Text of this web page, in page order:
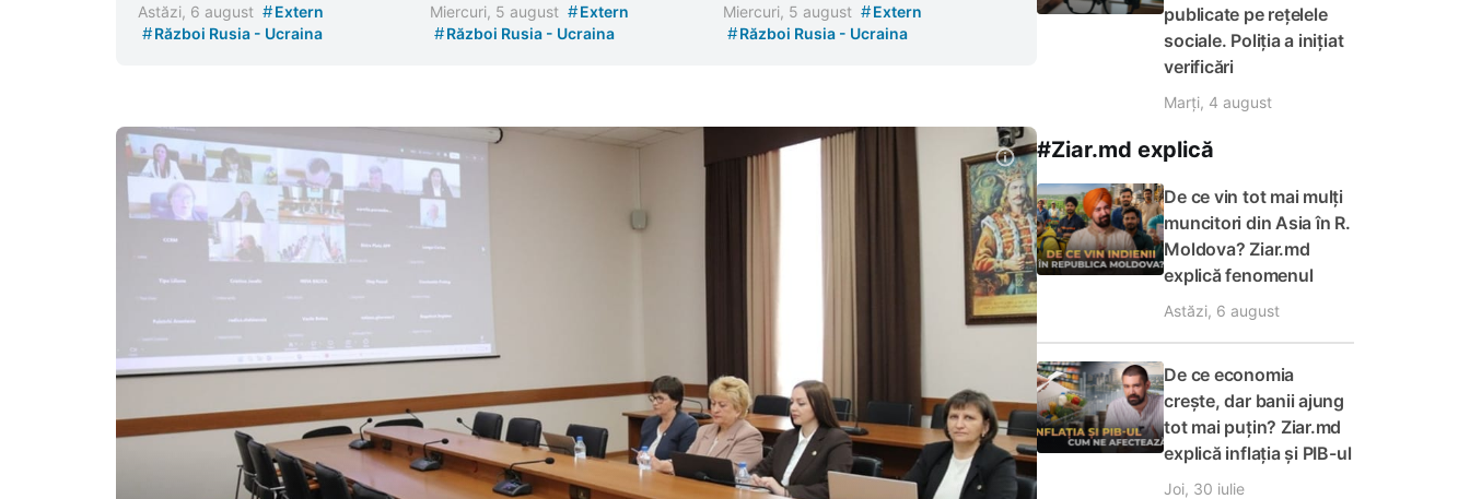
Astăzi, 6 august #Extern
#Război Rusia - Ucraina
Miercuri, 5 august #Extern
#Război Rusia - Ucraina
Miercuri, 5 august #Extern
#Război Rusia - Ucraina
publicate pe rețelele
sociale. Poliția a inițiat
verificări
Marți, 4 august
#Ziar.md explică
De ce vin tot mai mulți
muncitori din Asia în R.
Moldova? Ziar.md
explică fenomenul
Astăzi, 6 august
De ce economia
crește, dar banii ajung
tot mai puțin? Ziar.md
explică inflația și PIB-ul
Joi, 30 iulie